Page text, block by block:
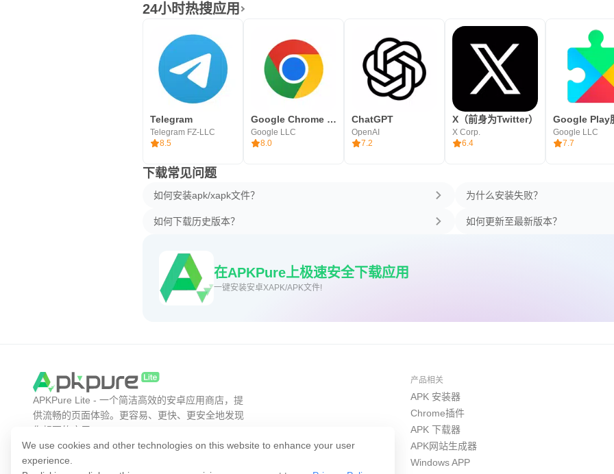
24小时热搜应用
Telegram
Telegram FZ-LLC
8.5
Google Chrome 浏览器
Google LLC
8.0
ChatGPT
OpenAI
7.2
X（前身为Twitter）
X Corp.
6.4
Google Play
Google LLC
7.7
下载常见问题
如何安装apk/xapk文件？ 为什么安装失败？
如何下载历史版本？ 如何更新至最新版本？
在APKPure上极速安全下载应用
一键安装安卓XAPK/APK文件!
We use cookies and other technologies on this website to enhance your user
experience.
APKPure Lite - 一个简洁高效的安卓应用商店，提
供流畅的页面体验。更容易、更快、更安全地发现
你想要的应用。
产品相关
APK 安装器
Chrome插件
APK 下载器
APK网站生成器
Windows APP